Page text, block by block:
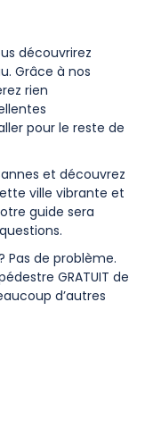
découvrirez
Grâce à nos
rien
pour le reste de
et découvrez
ville vibrante et
guide sera
Pas de problème.
GRATUIT de
d’autres